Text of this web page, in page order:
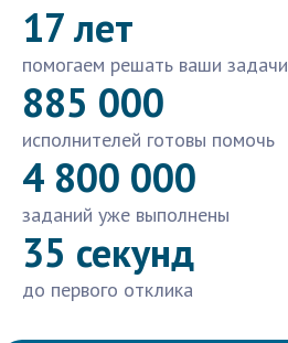
17 лет
помогаем решать ваши задачи
885 000
исполнителей готовы помочь
4 800 000
заданий уже выполнены
35 секунд
до первого отклика